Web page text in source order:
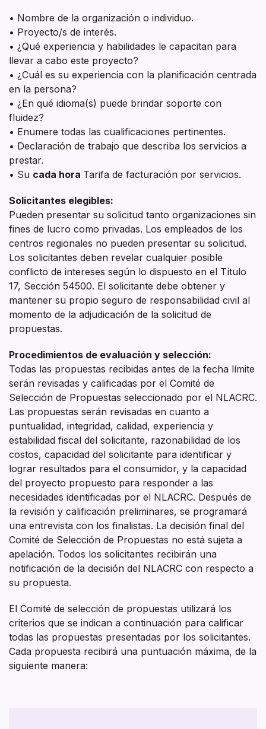
• Nombre de la organización o individuo.
• Proyecto/s de interés.
• ¿Qué experiencia y habilidades le capacitan para
llevar a cabo este proyecto?
• ¿Cuál es su experiencia con la planificación centrada
en la persona?
• ¿En qué idioma(s) puede brindar soporte con
fluidez?
• Enumere todas las cualificaciones pertinentes.
• Declaración de trabajo que describa los servicios a
prestar.
• Su cada hora Tarifa de facturación por servicios.
Solicitantes elegibles:
Pueden presentar su solicitud tanto organizaciones sin
fines de lucro como privadas. Los empleados de los
centros regionales no pueden presentar su solicitud.
Los solicitantes deben revelar cualquier posible
conflicto de intereses según lo dispuesto en el Título
17, Sección 54500. El solicitante debe obtener y
mantener su propio seguro de responsabilidad civil al
momento de la adjudicación de la solicitud de
propuestas.
Procedimientos de evaluación y selección:
Todas las propuestas recibidas antes de la fecha límite
serán revisadas y calificadas por el Comité de
Selección de Propuestas seleccionado por el NLACRC.
Las propuestas serán revisadas en cuanto a
puntualidad, integridad, calidad, experiencia y
estabilidad fiscal del solicitante, razonabilidad de los
costos, capacidad del solicitante para identificar y
lograr resultados para el consumidor, y la capacidad
del proyecto propuesto para responder a las
necesidades identificadas por el NLACRC. Después de
la revisión y calificación preliminares, se programará
una entrevista con los finalistas. La decisión final del
Comité de Selección de Propuestas no está sujeta a
apelación. Todos los solicitantes recibirán una
notificación de la decisión del NLACRC con respecto a
su propuesta.
El Comité de selección de propuestas utilizará los
criterios que se indican a continuación para calificar
todas las propuestas presentadas por los solicitantes.
Cada propuesta recibirá una puntuación máxima, de la
siguiente manera: